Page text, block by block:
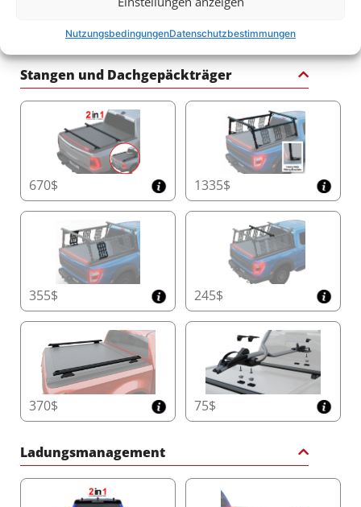
NutzungsbedingungenDatenschutzbestimmungen
125$
Stangen und Dachgepäckträger
670$ 1335$
355$ 245$
370$ 75$
Ladungsmanagement